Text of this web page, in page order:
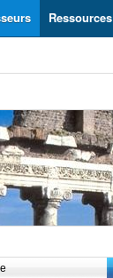
Ressources